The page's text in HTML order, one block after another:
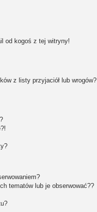
od kogoś z tej witryny!
z listy przyjaciół lub wrogów?
tematów lub je obserwować??